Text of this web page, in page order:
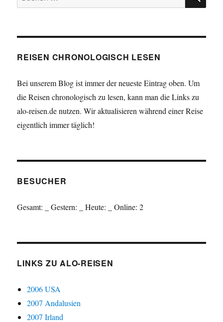
nach:
REISEN CHRONOLOGISCH LESEN
Bei unserem Blog ist immer der neueste Eintrag oben. Um
die Reisen chronologisch zu lesen, kann man die Links zu
alo-reisen.de nutzen. Wir aktualisieren während einer Reise
eigentlich immer täglich!
BESUCHER
Gesamt: Gestern: Heute: Online: 2
LINKS ZU ALO-REISEN
2006 USA
2007 Andalusien
2007 Irland